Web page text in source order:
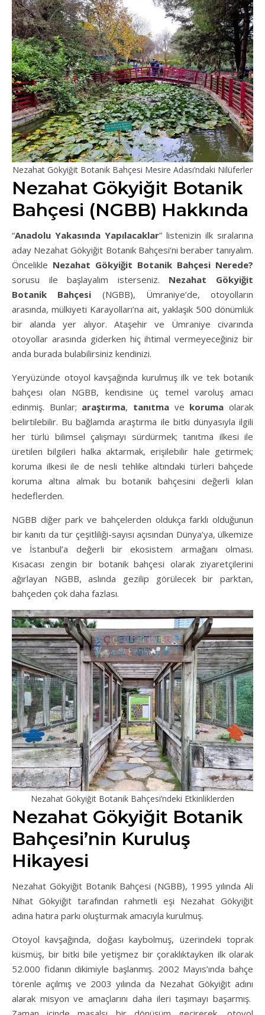
Nezahat Gökyiğit Botanik Bahçesi Mesire Adası’ndaki Nilüferler
Nezahat Gökyiğit Botanik
Bahçesi (NGBB) Hakkında
“Anadolu Yakasında Yapılacaklar” listenizin ilk sıralarına
aday Nezahat Gökyiğit Botanik Bahçesi’ni beraber tanıyalım.
Öncelikle Nezahat Gökyiğit Botanik Bahçesi Nerede?
sorusu ile başlayalım isterseniz. Nezahat Gökyiğit
Botanik Bahçesi (NGBB), Ümraniye’de, otoyolların
arasında, mülkiyeti Karayolları’na ait, yaklaşık 500 dönümlük
bir alanda yer alıyor. Ataşehir ve Ümraniye civarında
otoyollar arasında giderken hiç ihtimal vermeyeceğiniz bir
anda burada bulabilirsiniz kendinizi.
Yeryüzünde otoyol kavşağında kurulmuş ilk ve tek botanik
bahçesi olan NGBB, kendisine üç temel varoluş amacı
edinmiş. Bunlar; araştırma, tanıtma ve korumaolarak
belirtilebilir. Bu bağlamda araştırma ile bitki dünyasıyla ilgili
her türlü bilimsel çalışmayı sürdürmek; tanıtma ilkesi ile
üretilen bilgileri halka aktarmak, erişilebilir hale getirmek;
koruma ilkesi ile de nesli tehlike altındaki türleri bahçede
koruma altına almak bu botanik bahçesini değerli kılan
hedeflerden.
NGBB diğer park ve bahçelerden oldukça farklı olduğunun
bir kanıtı da tür çeşitliliği-sayısı açısından Dünya’ya, ülkemize
ve İstanbul’a değerli bir ekosistem armağanı olması.
Kısacası zengin bir botanik bahçesi olarak ziyaretçilerini
ağırlayan NGBB, aslında gezilip görülecek bir parktan,
bahçeden çok daha fazlası.
Nezahat Gökyiğit Botanik Bahçesi’ndeki Etkinliklerden
Nezahat Gökyiğit Botanik
Bahçesi’nin Kuruluş
Hikayesi
Nezahat Gökyiğit Botanik Bahçesi (NGBB), 1995 yılında Ali
Nihat Gökyiğit tarafından rahmetli eşi Nezahat Gökyiğit
adına hatıra parkı oluşturmak amacıyla kurulmuş.
Otoyol kavşağında, doğası kaybolmuş, üzerindeki toprak
küsmüş, bir bitki bile yetişmez bir çoraklıktayken ilk olarak
52.000 fidanın dikimiyle başlanmış. 2002 Mayıs’ında bahçe
törenle açılmış ve 2003 yılında da Nezahat Gökyiğit adını
alarak misyon ve amaçlarını daha ileri taşımayı başarmış.